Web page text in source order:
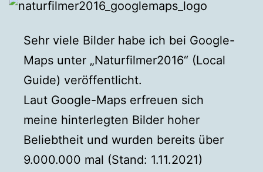
Sehr viele Bilder habe ich bei Google-
Maps unter „Naturfilmer2016“ (Local
Guide) veröffentlicht.
Laut Google-Maps erfreuen sich
meine hinterlegten Bilder hoher
Beliebtheit und wurden bereits über
9.000.000 mal (Stand: 1.11.2021)